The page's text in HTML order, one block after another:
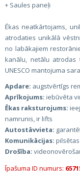
+ Saules paneļi
Ēkas neatkārtojams,
atrodaties unikālā
no labākajiem
kanālu, netālu atrodas
UNESCO mantojuma
Apdare: augstvērtīgs
Aprīkojums: iebūvēta
Ēkas raksturojums:
namrunis, ir lifts
Autostāvvieta:
Komunikācijas:
Drošība:
Īpašuma ID numurs: